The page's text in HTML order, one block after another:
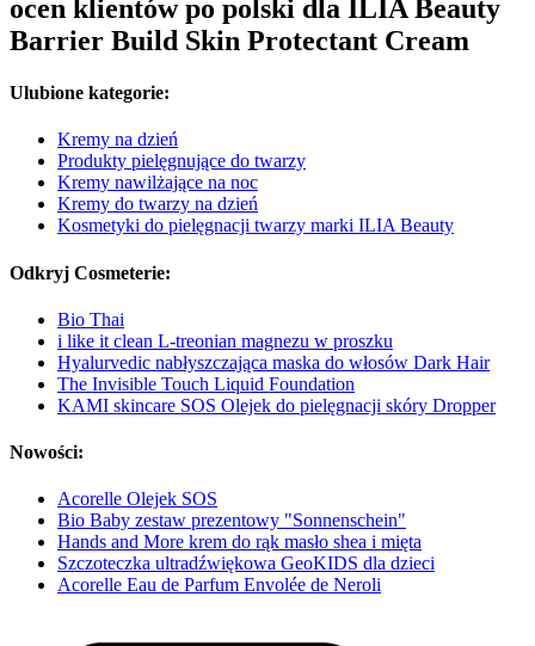
ocen klientów po polski dla ILIA Beauty
Barrier Build Skin Protectant Cream
Ulubione kategorie:
Kremy na dzień
Produkty pielęgnujące do twarzy
Kremy nawilżające na noc
Kremy do twarzy na dzień
Kosmetyki do pielęgnacji twarzy marki ILIA Beauty
Odkryj Cosmeterie:
Bio Thai
i like it clean L-treonian magnezu w proszku
Hyalurvedic nabłyszczająca maska do włosów Dark Hair
The Invisible Touch Liquid Foundation
KAMI skincare SOS Olejek do pielęgnacji skóry Dropper
Nowości:
Acorelle Olejek SOS
Bio Baby zestaw prezentowy "Sonnenschein"
Hands and More krem do rąk masło shea i mięta
Szczoteczka ultradźwiękowa GeoKIDS dla dzieci
Acorelle Eau de Parfum Envolée de Neroli